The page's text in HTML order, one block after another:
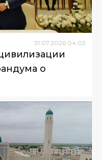
31 07 2026 04:03
о